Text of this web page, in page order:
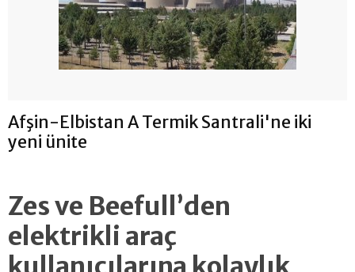
Afşin-Elbistan A Termik Santrali'ne iki
yeni ünite
Zes ve Beefull’den
elektrikli araç